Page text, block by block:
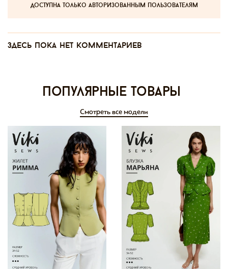
доступна только авторизованным пользователям
Здесь пока нет комментариев
Популярные товары
Смотреть все модели